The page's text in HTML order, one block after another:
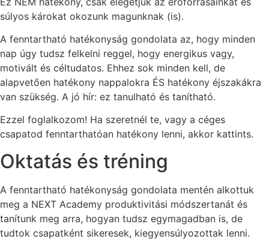
súlyos károkat okozunk magunknak (is).
A fenntartható hatékonyság gondolata az, hogy minden
nap úgy tudsz felkelni reggel, hogy energikus vagy,
motivált és céltudatos. Ehhez sok minden kell, de
alapvetően hatékony nappalokra ÉS hatékony éjszakákra
van szükség. A jó hír: ez tanulható és tanítható.
Ezzel foglalkozom! Ha szeretnél te, vagy a céges
csapatod fenntarthatóan hatékony lenni, akkor kattints.
Oktatás és tréning
A fenntartható hatékonyság gondolata mentén alkottuk
meg a NEXT Academy produktivitási módszertanát és
tanítunk meg arra, hogyan tudsz egymagadban is, de
tudtok csapatként sikeresek, kiegyensúlyozottak lenni.